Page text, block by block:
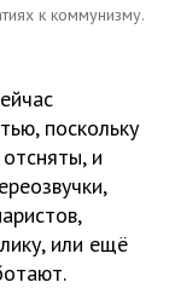
к коммунизму.
поскольку
и
или ещё